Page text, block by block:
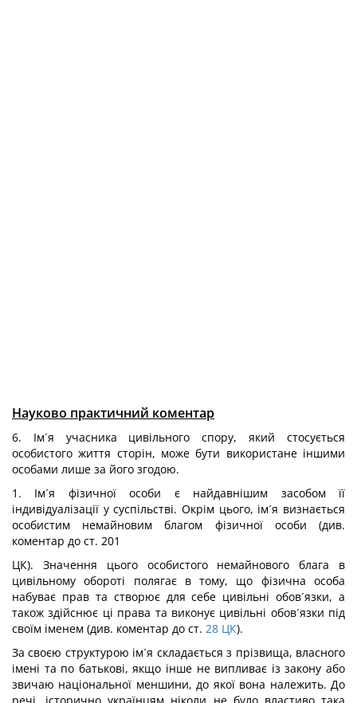
Науково практичний коментар
6. Ім´я учасника цивільного спору, який стосується
особистого життя сторін, може бути використане іншими
особами лише за його згодою.
1. Ім´я фізичної особи є найдавнішим засобом її
індивідуалізації у суспільстві. Окрім цього, ім´я визнається
особистим немайновим благом фізичної особи (див.
коментар до ст. 201
ЦК). Значення цього особистого немайнового блага в
цивільному обороті полягає в тому, що фізична особа
набуває прав та створює для себе цивільні обов´язки, а
також здійснює ці права та виконує цивільні обов´язки під
своїм іменем (див. коментар до ст. 28 ЦК).
За своєю структурою ім´я складається з прізвища, власного
імені та по батькові, якщо інше не випливає із закону або
звичаю національної меншини, до якої вона належить. До